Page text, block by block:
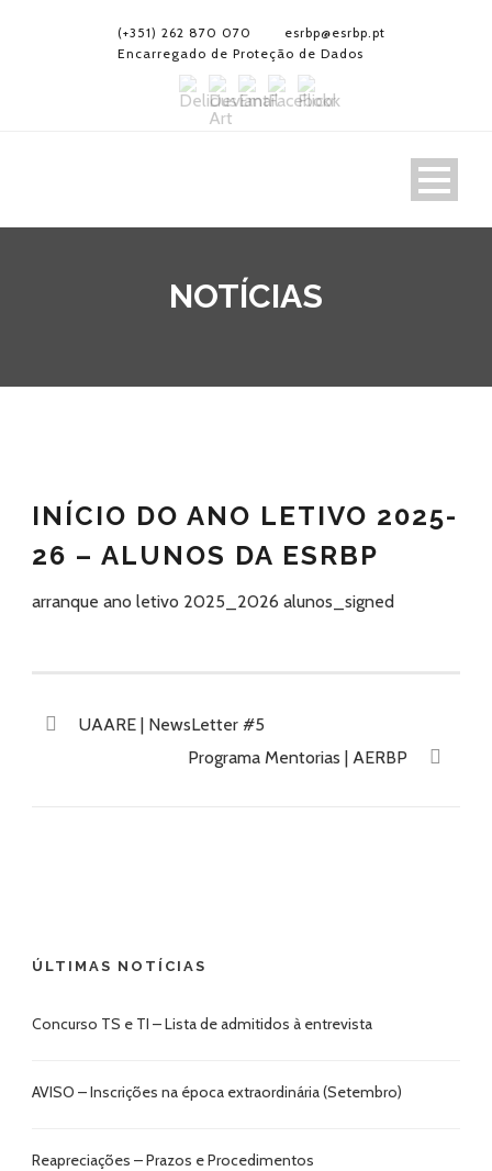
(+351) 262 870 070
esrbp@esrbp.pt
Encarregado de Proteção de Dados
NOTÍCIAS
INÍCIO DO ANO LETIVO 2025-
26 – ALUNOS DA ESRBP
arranque ano letivo 2025_2026 alunos_signed
UAARE | NewsLetter #5
Programa Mentorias | AERBP
ÚLTIMAS NOTÍCIAS
Concurso TS e TI – Lista de admitidos à entrevista
AVISO – Inscrições na época extraordinária (Setembro)
Reapreciações – Prazos e Procedimentos